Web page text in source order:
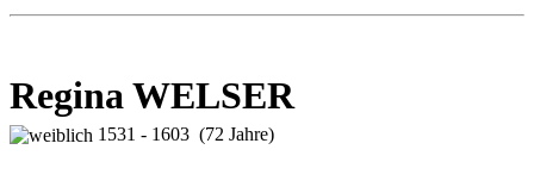
Regina WELSER
1531 - 1603 (72 Jahre)